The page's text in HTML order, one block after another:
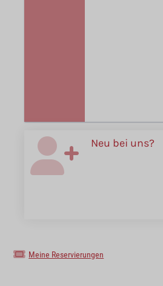
Neu bei uns?
Meine Reservierungen